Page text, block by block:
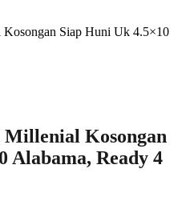
Kosongan
Alabama, Ready 4